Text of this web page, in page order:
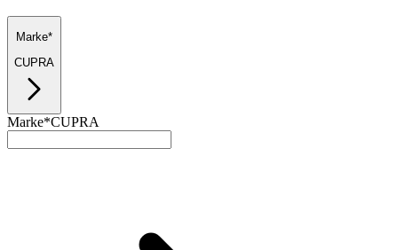
Marke*
CUPRA
Marke*CUPRA